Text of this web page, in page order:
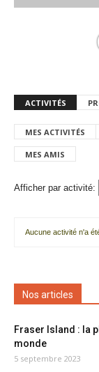
ACTIVITÉS
MES ACTIVITÉS
MES AMIS
Afficher par activité:
Aucune activité n'a
Nos articles
Fraser Island : la
monde
5 septembre 2023